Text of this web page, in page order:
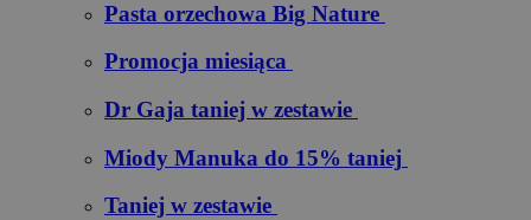
Pasta orzechowa Big Nature
Promocja miesiąca
Dr Gaja taniej w zestawie
Miody Manuka do 15% taniej
Taniej w zestawie